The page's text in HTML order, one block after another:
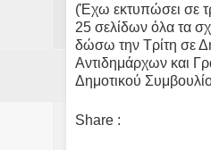
(Έχω εκτυπώσει σε
25 σελίδων όλα τα
δώσω την Τρίτη σε
Αντιδημάρχων και
Δημοτικού
Share :